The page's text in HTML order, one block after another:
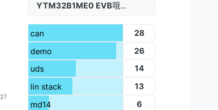
YTM32B1ME0 EVB哦...
can
28
demo
26
uds
14
lin stack
13
md14
6